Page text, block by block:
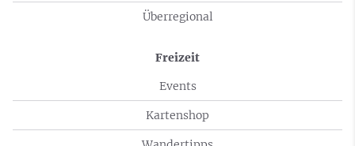
Überregional
Freizeit
Events
Kartenshop